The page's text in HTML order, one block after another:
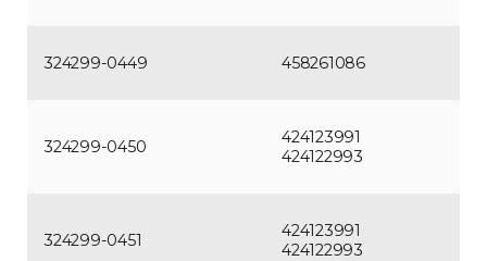
324299-0449 458261086
324299-0450
424123991
424122993
324299-0451
424123991
424122993